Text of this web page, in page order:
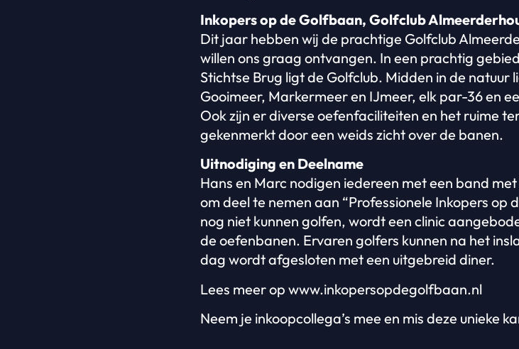
Inkopers op de Golfbaan, Golfclub
Dit jaar hebben wij de prachtige Golfclub
willen ons graag ontvangen. In een prachtig
Stichtse Brug ligt de Golfclub. Midden in de natuur
Gooimeer, Markermeer en IJmeer, elk par-36 en
Ook zijn er diverse oefenfaciliteiten en het ruime
gekenmerkt door een weids zicht over de banen.
Uitnodiging en Deelname
Hans en Marc nodigen iedereen met een band
om deel te nemen aan “Professionele Inkopers
nog niet kunnen golfen, wordt een clinic
de oefenbanen. Ervaren golfers kunnen na het
dag wordt afgesloten met een uitgebreid diner.
Lees meer op www.inkopersopdegolfbaan.nl
Neem je inkoopcollega’s mee en mis deze unieke